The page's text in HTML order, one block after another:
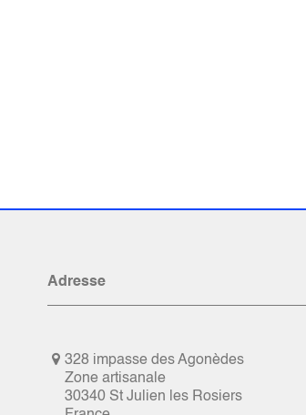
Adresse
328 impasse des Agonèdes
Zone artisanale
30340 St Julien les Rosiers